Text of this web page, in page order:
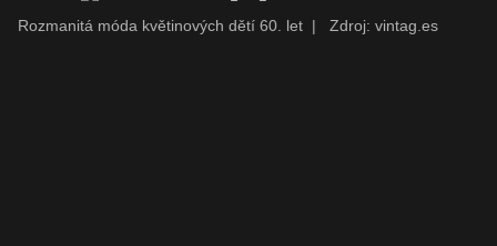
Rozmanitá móda květinových dětí 60. let | Zdroj: vintag.es